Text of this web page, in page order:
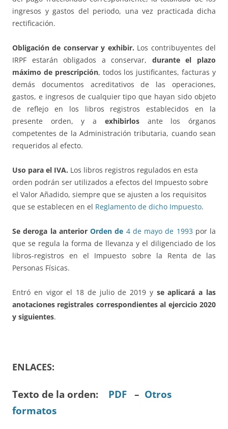
ingresos y gastos del periodo, una vez practicada dicha
rectificación.
Obligación de conservar y exhibir. Los contribuyentes del
IRPF estarán obligados a conservar, durante el plazo
máximo de prescripción, todos los justificantes, facturas y
demás documentos acreditativos de las operaciones,
gastos, e ingresos de cualquier tipo que hayan sido objeto
de reflejo en los libros registros establecidos en la
presente orden, y a exhibirlosante los órganos
competentes de la Administración tributaria, cuando sean
requeridos al efecto.
Uso para el IVA. Los libros registros regulados en esta
orden podrán ser utilizados a efectos del Impuesto sobre
el Valor Añadido, siempre que se ajusten a los requisitos
que se establecen en el Reglamento de dicho Impuesto.
Se deroga la anterior Orden de 4 de mayo de 1993 por la
que se regula la forma de llevanza y el diligenciado de los
libros-registros en el Impuesto sobre la Renta de las
Personas Físicas.
Entró en vigor el 18 de julio de 2019 yse aplicará a las
anotaciones registrales correspondientes al ejercicio 2020
y siguientes.
ENLACES:
Texto de la orden: PDF – Otros
formatos